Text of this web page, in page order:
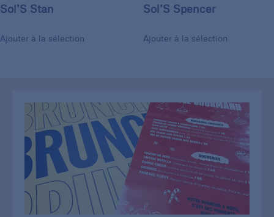
Sol’S Stan
Ajouter à la sélection
Sol’S Spencer
Ajouter à la sélection